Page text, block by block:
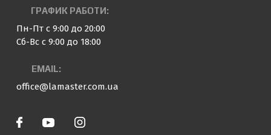
ГРАФИК РАБОТИ:
Пн-Пт с 9:00 до 20:00
Сб-Вс с 9:00 до 18:00
EMAIL:
office@lamaster.com.ua